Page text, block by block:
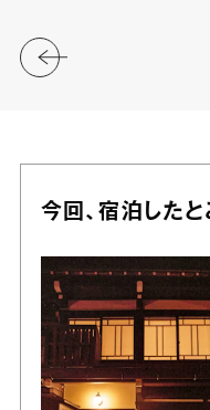
今回、宿泊したと